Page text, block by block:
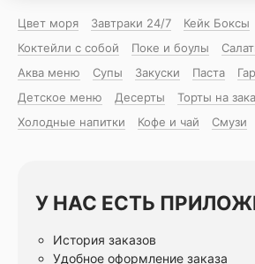
Цвет моря Завтраки 24/7 Кейк Боксы
Коктейли с собой
Поке и боулы
Аква меню
Супы Закуски Паста
Детское меню
Десерты
Торты на
Холодные напитки
Кофе и чай Смузи
У НАС ЕСТЬ
История заказов
Удобное оформление заказа